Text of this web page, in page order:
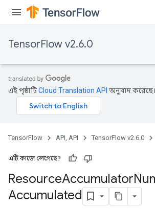
TensorFlow v2.6.0
এই পৃষ্ঠাটিCloud Translation API অনুবাদ করেছে।
TensorFlow API, API TensorFlow v2.6.0
এটি কাজে লেগেছে?
ResourceAccumulator
Accumulated